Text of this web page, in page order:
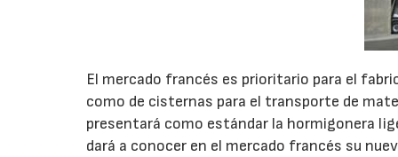
El mercado francés es prioritario para el
como de cisternas para el transporte de
presentará como estándar la hormigonera
dará a conocer en el mercado francés su